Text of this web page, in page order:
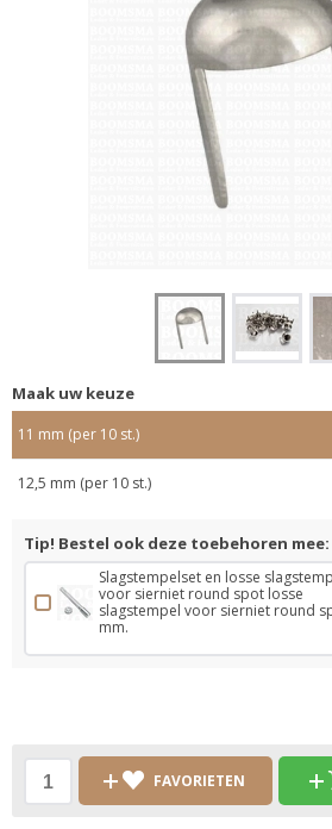
Maak uw keuze
11 mm (per 10 st.)
12,5 mm (per 10 st.)
Tip! Bestel ook deze toebehoren mee:
Slagstempelset en losse
voor sierniet round spot losse
slagstempel voor sierniet round
mm.
FAVORIETEN